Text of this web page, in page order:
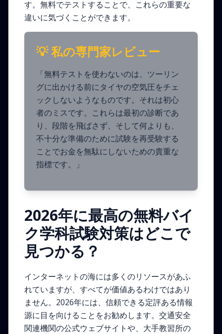
す。無料でテストすることで、これらの重要な
違いに気づくことができます。
💡 私の専門家レビュー
「無料テストを使わないのは、ツーリン
グに出かける前にタイヤの空気圧をチェ
ックしないようなものです。それは初心
者のミスです。これらは最初の診断であ
り、段階を飛ばさず、そして何よりも、
不十分な準備のために試験を再受験する
ことでお金を無駄にしないための貴重な
指標です。」
2026年に最高の無料バイ
ク学科試験対策はどこで
見つかる？
インターネットの海には多くのリソースがあふ
れていますが、すべてが価値あるわけではあり
ません。2026年には、信頼できる定評ある情報
源に目を向けることをお勧めします。交通安全
関連機関の公式ウェブサイトや、大手教習所の